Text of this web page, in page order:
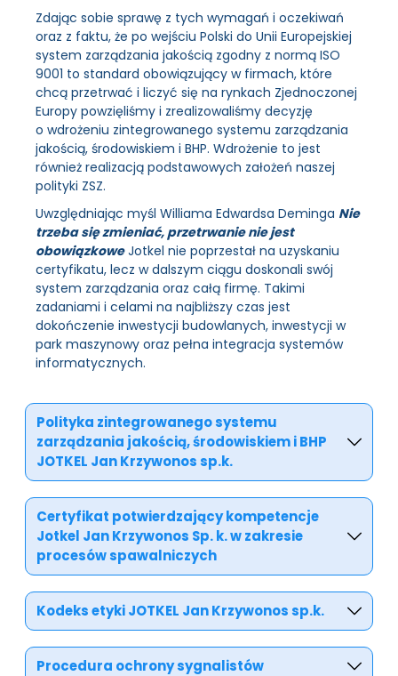
Zdając sobie sprawę z tych wymagań i oczekiwań
oraz z faktu, że po wejściu Polski do Unii Europejskiej
system zarządzania jakością zgodny z normą ISO
9001 to standard obowiązujący w firmach, które
chcą przetrwać i liczyć się na rynkach Zjednoczonej
Europy powzięliśmy i zrealizowaliśmy decyzję
o wdrożeniu zintegrowanego systemu zarządzania
jakością, środowiskiem i BHP. Wdrożenie to jest
również realizacją podstawowych założeń naszej
polityki ZSZ.
Uwzględniając myśl Williama Edwardsa Deminga Nie
trzeba się zmieniać, przetrwanie nie jest
obowiązkoweJotkel nie poprzestał na uzyskaniu
certyfikatu, lecz w dalszym ciągu doskonali swój
system zarządzania oraz całą firmę. Takimi
zadaniami i celami na najbliższy czas jest
dokończenie inwestycji budowlanych, inwestycji w
park maszynowy oraz pełna integracja systemów
informatycznych.
Polityka zintegrowanego systemu
zarządzania jakością, środowiskiem i BHP
JOTKEL Jan Krzywonos sp.k.
Certyfikat potwierdzający kompetencje
Jotkel Jan Krzywonos Sp. k. w zakresie
procesów spawalniczych
Kodeks etyki JOTKEL Jan Krzywonos sp.k.
Procedura ochrony sygnalistów